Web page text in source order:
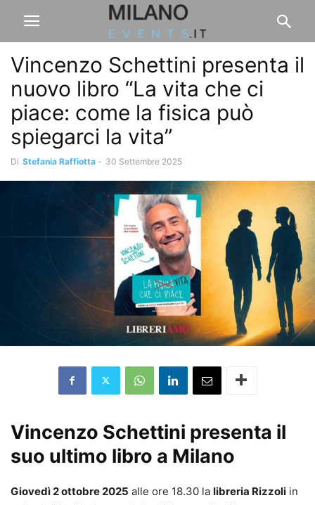
Vincenzo Schettini presenta il
nuovo libro “La vita che ci
piace: come la fisica può
spiegarci la vita”
Di Stefania Raffiotta - 30 Settembre 2025
Vincenzo Schettini presenta il
suo ultimo libro a Milano
Giovedì 2 ottobre 2025 alle ore 18.30 la libreria Rizzoli in